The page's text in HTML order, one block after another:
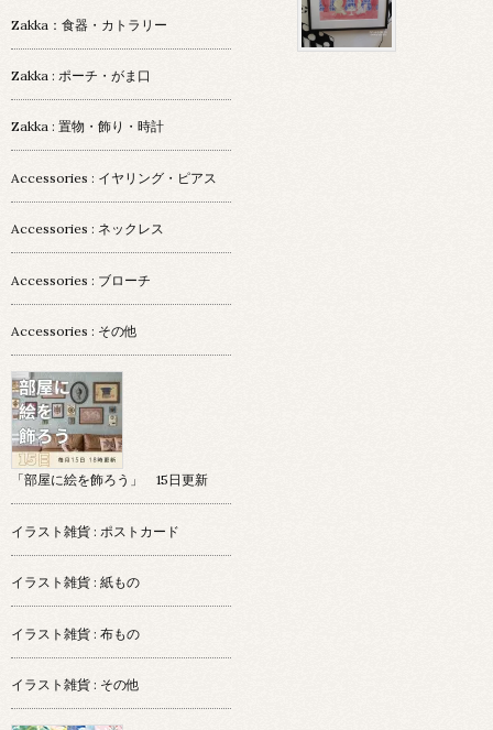
Zakka：食器・カトラリー
Zakka : ポーチ・がま口
Zakka : 置物・飾り・時計
Accessories : イヤリング・ピアス
Accessories : ネックレス
Accessories : ブローチ
Accessories : その他
「部屋に絵を飾ろう」 15日更新
イラスト雑貨 : ポストカード
イラスト雑貨 : 紙もの
イラスト雑貨 : 布もの
イラスト雑貨 : その他